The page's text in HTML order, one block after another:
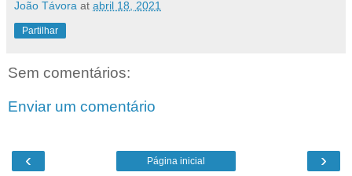
João Távora at abril 18, 2021
Partilhar
Sem comentários:
Enviar um comentário
‹ ›
Página inicial